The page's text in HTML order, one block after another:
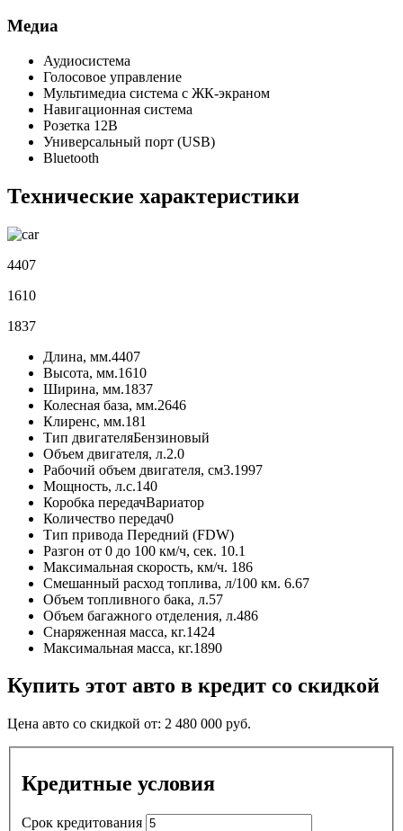
Медиа
Аудиосистема
Голосовое управление
Мультимедиа система с ЖК-экраном
Навигационная система
Розетка 12В
Универсальный порт (USB)
Bluetooth
Технические характеристики
4407
1610
1837
Длина, мм.4407
Высота, мм.1610
Ширина, мм.1837
Колесная база, мм.2646
Клиренс, мм.181
Тип двигателяБензиновый
Объем двигателя, л.2.0
Рабочий объем двигателя, см3.1997
Мощность, л.с.140
Коробка передачВариатор
Количество передач0
Тип привода Передний (FDW)
Разгон от 0 до 100 км/ч, сек. 10.1
Максимальная скорость, км/ч. 186
Смешанный расход топлива, л/100 км. 6.67
Объем топливного бака, л.57
Объем багажного отделения, л.486
Снаряженная масса, кг.1424
Максимальная масса, кг.1890
Купить этот авто в кредит со скидкой
Цена авто со скидкой от: 2 480 000 руб.
Кредитные условия
Срок кредитования